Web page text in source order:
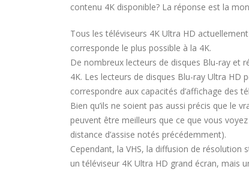
contenu 4K disponible? La réponse est la
Tous les téléviseurs 4K Ultra HD
corresponde le plus possible à la 4K.
De nombreux lecteurs de disques Blu-ray et
4K. Les lecteurs de disques Blu-ray Ultra HD
correspondre aux capacités d’affichage des
Bien qu’ils ne soient pas aussi précis que le
peuvent être meilleurs que ce que vous
distance d’assise notés précédemment).
Cependant, la VHS, la diffusion de résolution
un téléviseur 4K Ultra HD grand écran, mais